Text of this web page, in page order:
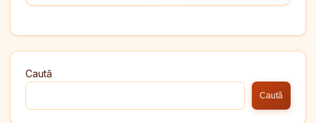
Caută
Caută